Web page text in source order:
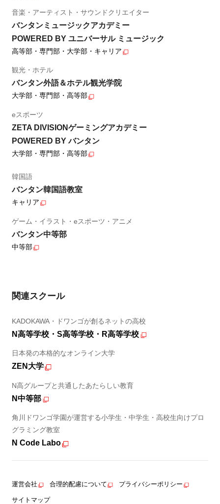
音楽・アーティスト・サウンドクリエイター
バンタンミュージックアカデミー
POWERED BY ユニバーサル ミュージック
高等部・専門部・大学部・キャリア
観光・ホテル
バンタン外語＆ホテル観光学院
大学部・専門部・高等部
eスポーツ
ZETA DIVISIONゲーミングアカデミー
POWERED BY バンタン
大学部・専門部・高等部
韓国語
バンタン韓国語教室
キャリア
ゲーム・イラスト・eスポーツ・アニメ
バンタン中等部
中等部
関連スクール
KADOKAWA・ドワンゴが創るネットの高校
N高等学校・S高等学校・R高等学校
日本発の本格的なオンライン大学
ZEN大学
N高グループと共通したあたらしい教育
N中等部
角川ドワンゴ学園が運営する小学生・中学生・高校生向けプロ
グラミング教室
N Code Labo
運営会社 合理的配慮について プライバシーポリシー
サイトマップ